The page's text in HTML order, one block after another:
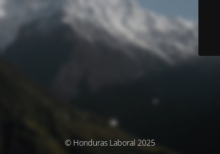
© Honduras Laboral 2025